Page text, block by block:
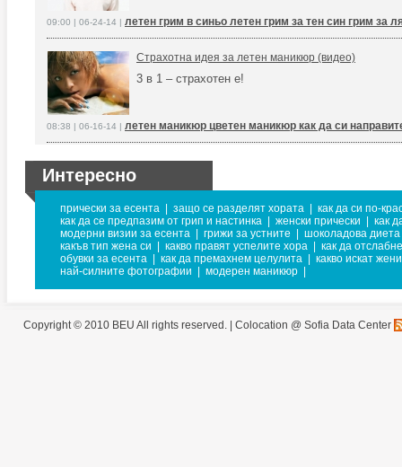
09:00 | 06-24-14 | летен грим в синьо летен грим за тен син грим за
Страхотна идея за летен маникюр (видео)
3 в 1 – страхотен е!
08:38 | 06-16-14 | летен маникюр цветен маникюр как да си
Интересно
прически за есента защо се разделят хората
как да си по-
как да се предпазим от грип и настинка
женски прически
как
модерни визии за есента
грижи за устните
шоколадова диета
какъв тип жена си
какво правят успелите хора
как да
обувки за есента
как да премахнем целулита
какво искат
най-силните фотографии
модерен маникюр
Copyright © 2010 BEU All rights reserved. | Colocation @ Sofia Data Center